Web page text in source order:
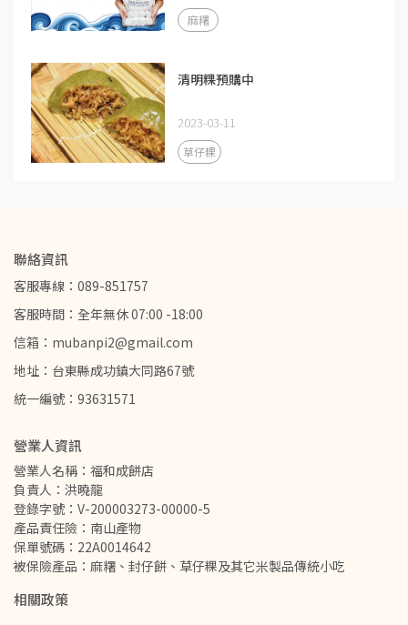
麻糬
清明粿預購中
2023-03-11
草仔粿
聯絡資訊
客服專線：089-851757
客服時間：全年無休 07:00 -18:00
信箱：mubanpi2@gmail.com
地址：台東縣成功鎮大同路67號
統一編號：93631571
營業人資訊
營業人名稱：福和成餅店
負責人：洪曉龍
登錄字號：V-200003273-00000-5
產品責任險：南山產物
保單號碼：22A0014642
被保險產品：麻糬、封仔餅、草仔粿及其它米製品傳統小吃
相關政策